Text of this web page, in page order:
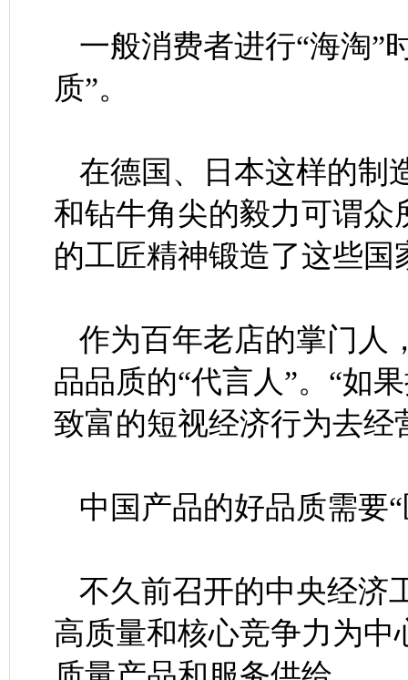
一般消费者进行“海淘”
质”。
在德国、日本这样的制
和钻牛角尖的毅力可谓
的工匠精神锻造了这些国
作为百年老店的掌门人
品品质的“代言人”。“如
致富的短视经济行为去经
中国产品的好品质需要
不久前召开的中央经济
高质量和核心竞争力为